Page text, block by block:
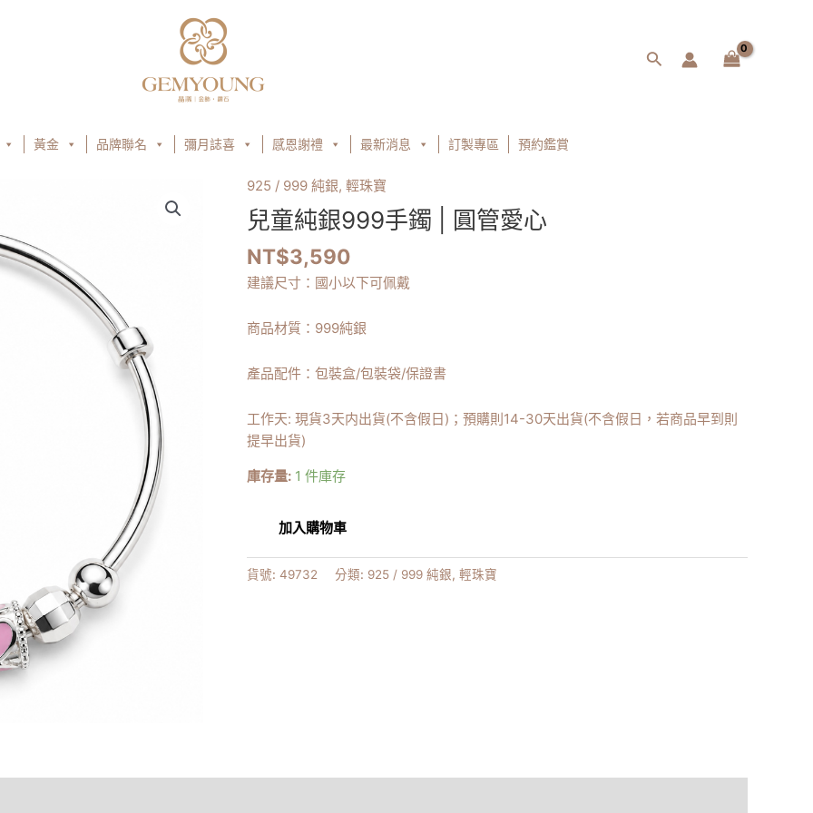
搜
黃金 品牌聯名 彌月誌喜 感恩謝禮 最新消息 訂製專區 預約鑑賞
925 / 999 純銀, 輕珠寶
兒童純銀999手鐲 | 圓管愛心
NT$3,590
建議尺寸：國小以下可佩戴
商品材質：999純銀
產品配件：包裝盒/包裝袋/保證書
工作天: 現貨3天内出貨(不含假日)；預購則14-30天出貨(不含假日，若商品早到則
提早出貨)
庫存量: 1 件庫存
兒
童
純
銀
999
鐲
|
圓
管
心
數
量
加入購物車
貨號: 49732 分類: 925 / 999 純銀, 輕珠寶